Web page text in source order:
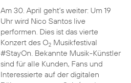
Am 30. April geht’s weiter: Um 19
Uhr wird Nico Santos live
performen. Dies ist das vierte
Konzert des O2Musikfestival
#StayOn. Bekannte Musik-Künstler
sind für alle Kunden, Fans und
Interessierte auf der digitalen